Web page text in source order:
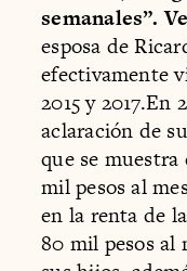
semanales”.
esposa de
efectivamente
2015 y 2017.En
aclaración de
que se
mil pesos al
en la renta de
80 mil pesos al